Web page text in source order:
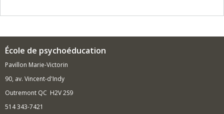
École de psychoéducation
Pavillon Marie-Victorin
90, av. Vincent-d'Indy
Outremont QC H2V 2S9
514 343-7421